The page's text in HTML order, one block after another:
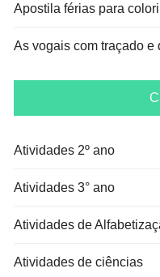
Apostila férias para
As vogais com traçado e
Atividades 2º ano
Atividades 3° ano
Atividades de
Atividades de ciências